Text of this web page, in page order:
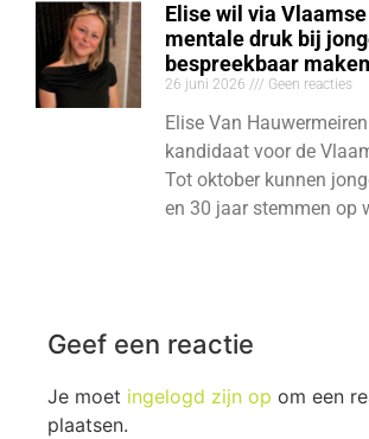
Elise wil via
mentale druk bij
bespreekbaar maken
26 juni 2026 Geen reacties
Elise Van
kandidaat voor de
Tot oktober kunnen
en 30 jaar stemmen op
Geef een reactie
Je moet ingelogd zijn op om een
plaatsen.